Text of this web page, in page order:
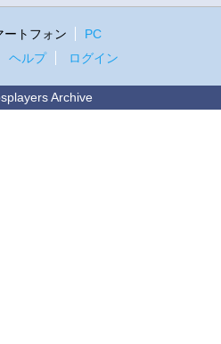
ートフォン
PC
ヘルプ ログイン
Archive